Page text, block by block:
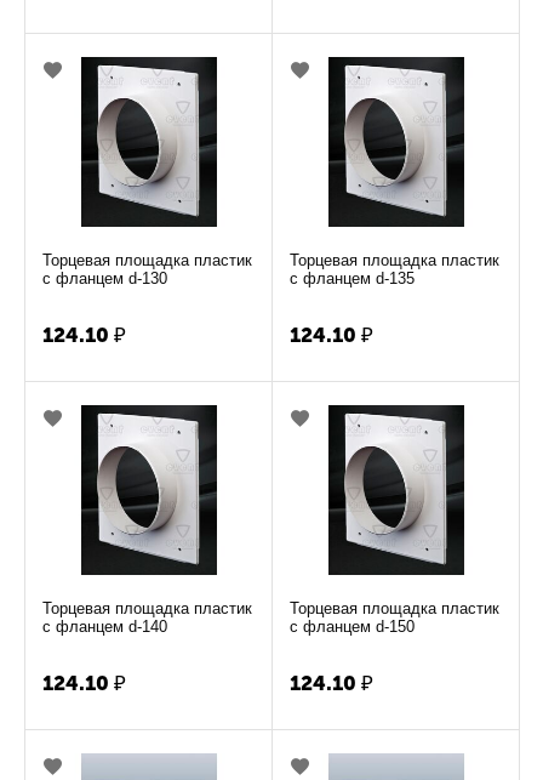
Торцевая площадка пластик
с фланцем d-130
124.10 ₽
Торцевая площадка пластик
с фланцем d-135
124.10 ₽
Торцевая площадка пластик
с фланцем d-140
124.10 ₽
Торцевая площадка пластик
с фланцем d-150
124.10 ₽